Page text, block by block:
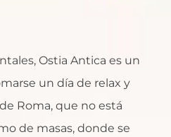
Ostia Antica es un
un día de relax y
Roma, que no está
de masas, donde se